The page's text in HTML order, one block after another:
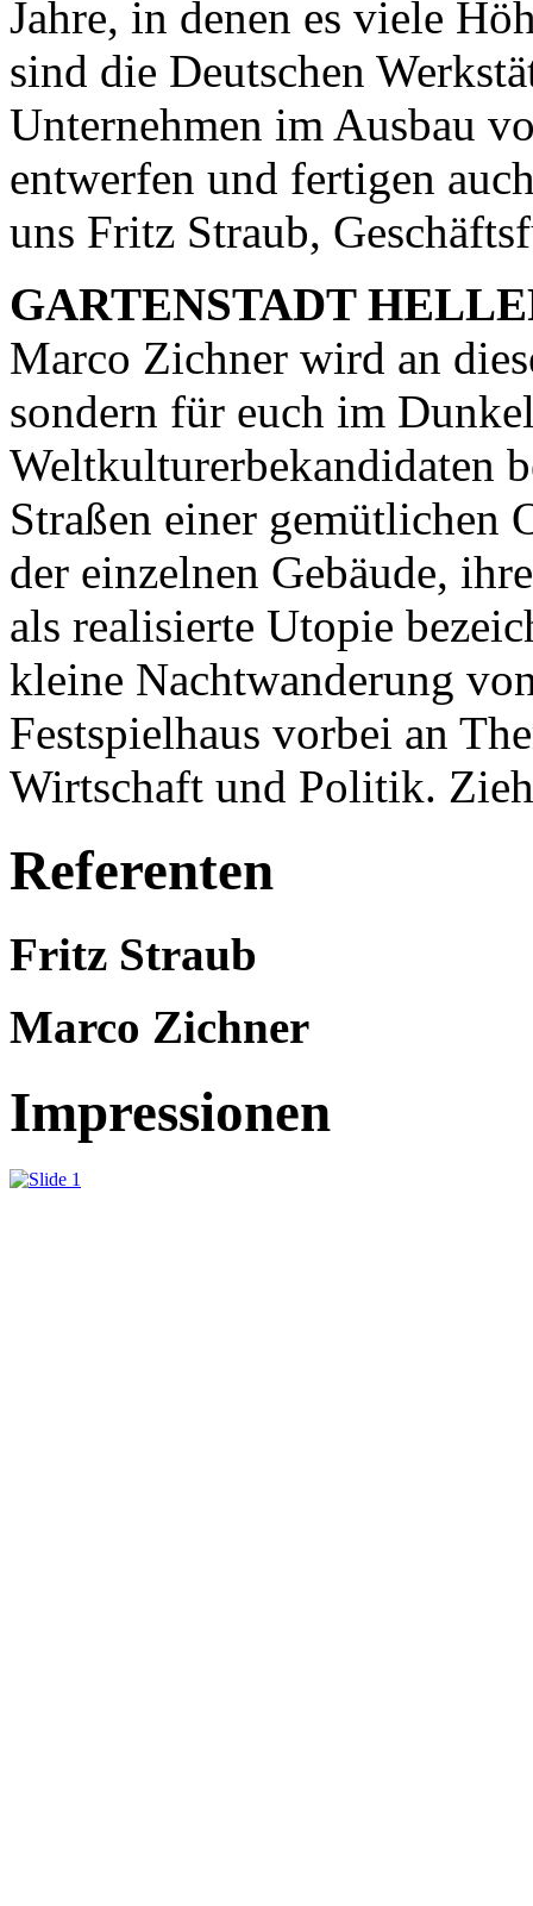
Jahre, in denen es viele
sind die Deutschen
Unternehmen im Ausbau
entwerfen und fertigen
uns Fritz Straub,
GARTENSTADT
Marco Zichner wird an
sondern für euch im
Weltkulturerbekandidaten
Straßen einer gemütlichen
der einzelnen Gebäude,
als realisierte Utopie
kleine Nachtwanderung
Festspielhaus vorbei an
Wirtschaft und Politik.
Referenten
Fritz Straub
Marco Zichner
Impressionen